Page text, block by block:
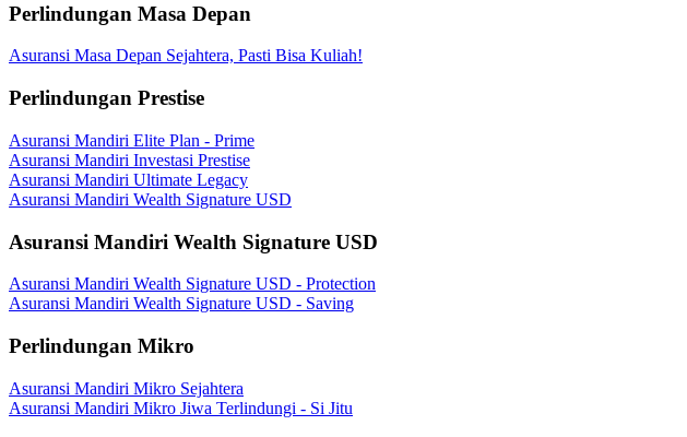
Perlindungan Masa Depan
Asuransi Masa Depan Sejahtera, Pasti Bisa Kuliah!
Perlindungan Prestise
Asuransi Mandiri Elite Plan - Prime
Asuransi Mandiri Investasi Prestise
Asuransi Mandiri Ultimate Legacy
Asuransi Mandiri Wealth Signature USD
Asuransi Mandiri Wealth Signature USD
Asuransi Mandiri Wealth Signature USD - Protection
Asuransi Mandiri Wealth Signature USD - Saving
Perlindungan Mikro
Asuransi Mandiri Mikro Sejahtera
Asuransi Mandiri Mikro Jiwa Terlindungi - Si Jitu